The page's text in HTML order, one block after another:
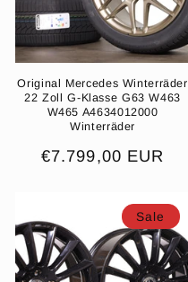
Original Mercedes Winterräder
22 Zoll G-Klasse G63 W463
W465 A4634012000
Winterräder
Normaler
€7.799,00 EUR
Sale